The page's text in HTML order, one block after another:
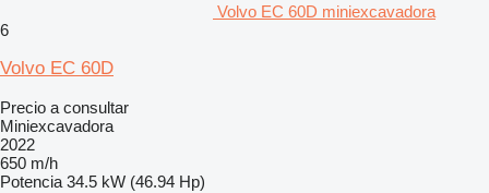
Volvo EC 60D miniexcavadora
6
Volvo EC 60D
Precio a consultar
Miniexcavadora
2022
650 m/h
Potencia 34.5 kW (46.94 Hp)